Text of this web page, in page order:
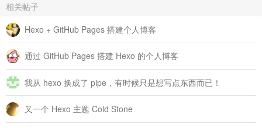
相关帖子
Hexo + GitHub Pages 搭建个人博客
通过 GitHub Pages 搭建 Hexo 的个人博客
我从 hexo 换成了 pipe，有时候只是想写点东西而已！
又一个 Hexo 主题 Cold Stone